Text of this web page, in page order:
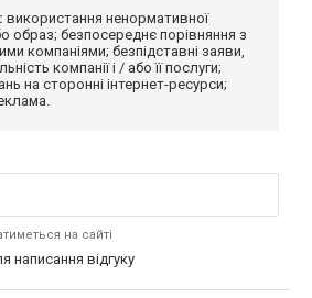
використання ненормативної
образ; безпосереднє порівняння з
компаніями; безпідставні заяви,
компанії і / або її послуги;
на сторонні інтернет-ресурси;
на сайті
написання відгуку